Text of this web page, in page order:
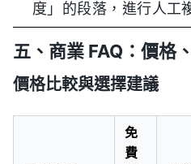
度」的段落，進行人工
五、商業 FAQ：價格
價格比較與選擇建議
免
費